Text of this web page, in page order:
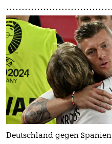
Deutschland gegen Spanien